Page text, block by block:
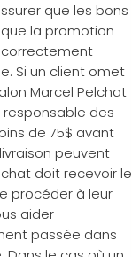
que les bons
la promotion
Si un client omet
Marcel Pelchat
des
de 75$ avant
peuvent
doit recevoir le
procéder à leur
aider
passée dans